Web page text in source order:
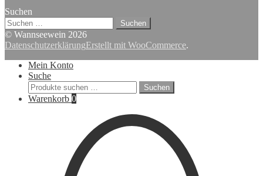
Suchen
Suchen
nach:
© Wannseewein 2026
DatenschutzerklärungErstellt mit WooCommerce.
Mein Konto
Suche
Suchen
nach:
Suchen
Warenkorb 0